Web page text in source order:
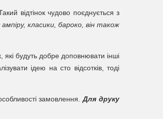
відтінок чудово поєднується з
класики, бароко, він також
які будуть добре доповнювати інші
ідею на сто відсотків, тоді
замовлення. Для друку